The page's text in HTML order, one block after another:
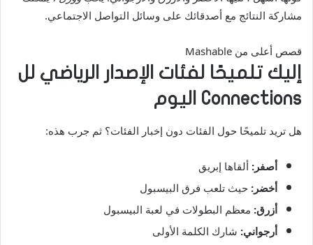
مشاركة النتائج مع أصدقائك على وسائل التواصل الاجتماعي.
قصص أعلى من Mashable
إليك تلميحًا لفئات الإصدار الرياضي لل
Connections اليوم
هل تريد تلميحًا حول الفئات دون إخبار الفئات؟ ثم جرب هذه:
أصفر: ألقاها إبريق
أخضر: حيث تلعب فرق البيسبول
أزرق: معظم البطولات في لعبة البيسبول
أرجواني: شارك الكلمة الأولى